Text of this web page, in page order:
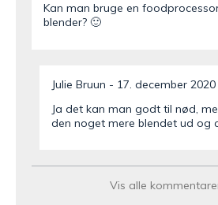
Kan man bruge en
blender? 🙂
Julie Bruun
17. december 2020
Ja det kan man godt til nød,
den noget mere blendet ud og
29. november 2020 kl.
Vis alle